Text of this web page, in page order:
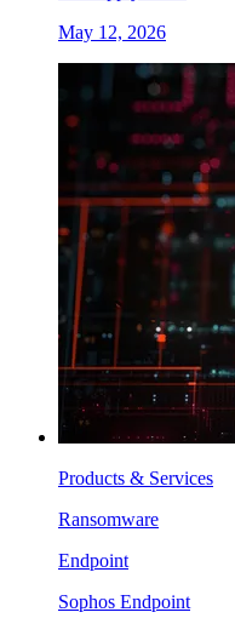
May 12, 2026
Products & Services
Ransomware
Endpoint
Sophos Endpoint